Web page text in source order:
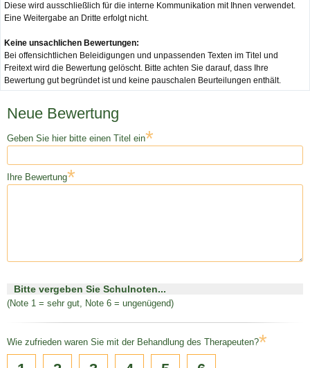
Diese wird ausschließlich für die interne Kommunikation mit Ihnen verwendet.
Eine Weitergabe an Dritte erfolgt nicht.
Keine unsachlichen Bewertungen:
Bei offensichtlichen Beleidigungen und unpassenden Texten im Titel und
Freitext wird die Bewertung gelöscht. Bitte achten Sie darauf, dass Ihre
Bewertung gut begründet ist und keine pauschalen Beurteilungen enthält.
Neue Bewertung
Geben Sie hier bitte einen Titel ein*
Ihre Bewertung*
Bitte vergeben Sie Schulnoten...
(Note 1 = sehr gut, Note 6 = ungenügend)
Wie zufrieden waren Sie mit der Behandlung des Therapeuten?*